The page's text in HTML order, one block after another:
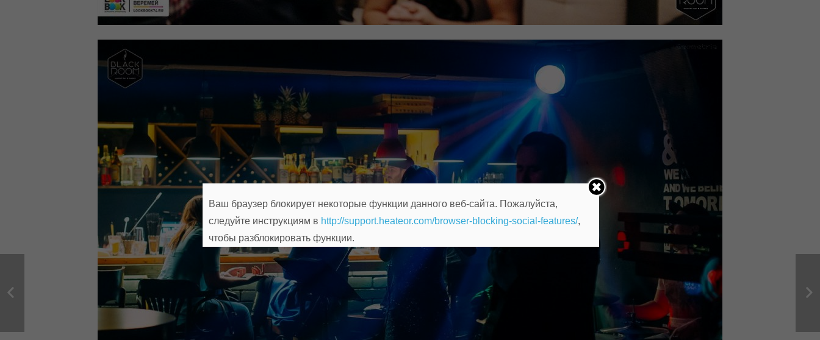
Ваш браузер блокирует некоторые функции данного веб-сайта. Пожалуйста,
следуйте инструкциям в http://support.heateor.com/browser-blocking-social-features/,
чтобы разблокировать функции.